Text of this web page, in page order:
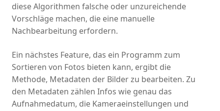
diese Algorithmen falsche oder unzureichende
Vorschläge machen, die eine manuelle
Nachbearbeitung erfordern.
Ein nächstes Feature, das ein Programm zum
Sortieren von Fotos bieten kann, ergibt die
Methode, Metadaten der Bilder zu bearbeiten. Zu
den Metadaten zählen Infos wie genau das
Aufnahmedatum, die Kameraeinstellungen und